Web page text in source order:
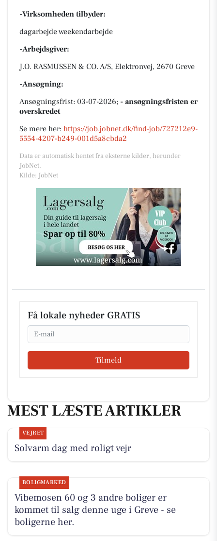
-Virksomheden tilbyder:
dagarbejde weekendarbejde
-Arbejdsgiver:
J.O. RASMUSSEN & CO. A/S, Elektronvej, 2670 Greve
-Ansøgning:
Ansøgningsfrist: 03-07-2026; - ansøgningsfristen er
overskredet
Se mere her: https://job.jobnet.dk/find-job/727212e9-
5554-4207-b249-001d5a8cbda2
Data er automatisk hentet fra eksterne kilder, herunder
JobNet.
Kilde: JobNet
Få lokale nyheder GRATIS
Email
Tilmeld
MEST LÆSTE ARTIKLER
VEJRET
Solvarm dag med roligt vejr
BOLIGMARKED
Vibemosen 60 og 3 andre boliger er
kommet til salg denne uge i Greve - se
boligerne her.